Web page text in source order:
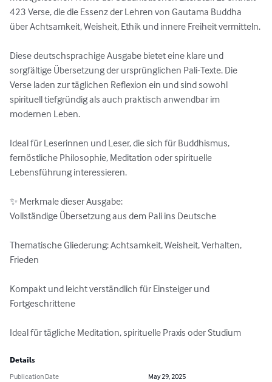
423 Verse, die die Essenz der Lehren von Gautama Buddha
über Achtsamkeit, Weisheit, Ethik und innere Freiheit vermitteln.
Diese deutschsprachige Ausgabe bietet eine klare und
sorgfältige Übersetzung der ursprünglichen Pali-Texte. Die
Verse laden zur täglichen Reflexion ein und sind sowohl
spirituell tiefgründig als auch praktisch anwendbar im
modernen Leben.
Ideal für Leserinnen und Leser, die sich für Buddhismus,
fernöstliche Philosophie, Meditation oder spirituelle
Lebensführung interessieren.
✨ Merkmale dieser Ausgabe:
Vollständige Übersetzung aus dem Pali ins Deutsche
Thematische Gliederung: Achtsamkeit, Weisheit, Verhalten,
Frieden
Kompakt und leicht verständlich für Einsteiger und
Fortgeschrittene
Ideal für tägliche Meditation, spirituelle Praxis oder Studium
Details
Publication Date
May 29, 2025